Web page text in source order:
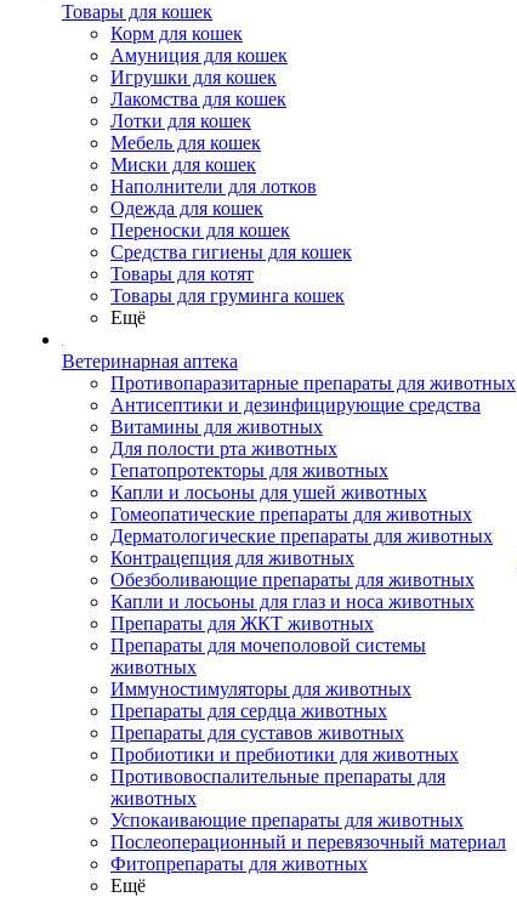
Товары для кошек
Корм для кошек
Амуниция для кошек
Игрушки для кошек
Лакомства для кошек
Лотки для кошек
Мебель для кошек
Миски для кошек
Наполнители для лотков
Одежда для кошек
Переноски для кошек
Средства гигиены для кошек
Товары для котят
Товары для груминга кошек
Ещё
Ветеринарная аптека
Противопаразитарные препараты для животных
Антисептики и дезинфицирующие средства
Витамины для животных
Для полости рта животных
Гепатопротекторы для животных
Капли и лосьоны для ушей животных
Гомеопатические препараты для животных
Дерматологические препараты для животных
Контрацепция для животных
Обезболивающие препараты для животных
Капли и лосьоны для глаз и носа животных
Препараты для ЖКТ животных
Препараты для мочеполовой системы
животных
Иммуностимуляторы для животных
Препараты для сердца животных
Препараты для суставов животных
Пробиотики и пребиотики для животных
Противовоспалительные препараты для
животных
Успокаивающие препараты для животных
Послеоперационный и перевязочный материал
Фитопрепараты для животных
Ещё